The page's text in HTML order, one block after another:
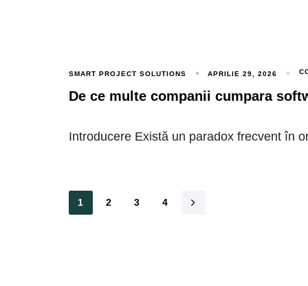
SMART PROJECT SOLUTIONS APRILIE 29, 2026
De ce multe companii cumpara
Introducere Există un paradox frecvent în
1 2 3 4